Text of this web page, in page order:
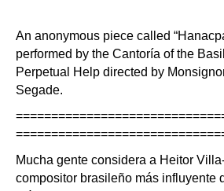
An anonymous piece called
performed by the Cantoría of the
Perpetual Help directed by
Segade.
Mucha gente considera a Heitor
compositor brasileño más influyente